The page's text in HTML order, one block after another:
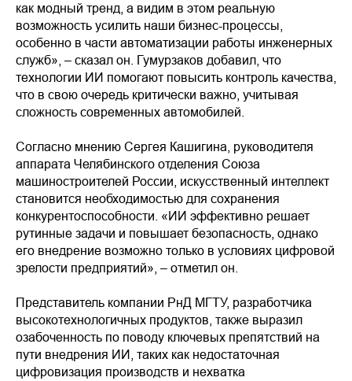
как модный тренд, а видим в этом реальную
возможность усилить наши бизнес-процессы,
особенно в части автоматизации работы инженерных
служб», – сказал он. Гумурзаков добавил, что
технологии ИИ помогают повысить контроль качества,
что в свою очередь критически важно, учитывая
сложность современных автомобилей.
Согласно мнению Сергея Кашигина, руководителя
аппарата Челябинского отделения Союза
машиностроителей России, искусственный интеллект
становится необходимостью для сохранения
конкурентоспособности. «ИИ эффективно решает
рутинные задачи и повышает безопасность, однако
его внедрение возможно только в условиях цифровой
зрелости предприятий», – отметил он.
Представитель компании РнД МГТУ, разработчика
высокотехнологичных продуктов, также выразил
озабоченность по поводу ключевых препятствий на
пути внедрения ИИ, таких как недостаточная
цифровизация производств и нехватка